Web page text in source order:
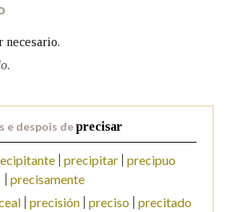
necesario.
e despois deprecisar
precipitar
precipuo
precisamente
precisión preciso precitado